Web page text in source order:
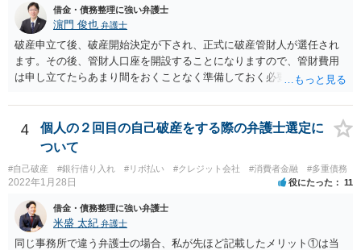
借金・債務整理に強い弁護士
濵門 俊也 弁護士
破産申立て後、破産開始決定が下され、正式に破産管財人が選任され
ます。その後、管財人口座を開設することになりますので、管財費用
は申し立てたらあまり間をおくことなく準備しておく必要がありま
4
個人の２回目の自己破産をする際の弁護士選定に
ついて
#自己破産 #銀行借り入れ #リボ払い #クレジット会社 #消費者金融 #多重債務
2022年1月28日 役にたった 11
借金・債務整理に強い弁護士
米盛 太紀 弁護士
同じ事務所で違う弁護士の場合、私が先ほど記載したメリット①は当